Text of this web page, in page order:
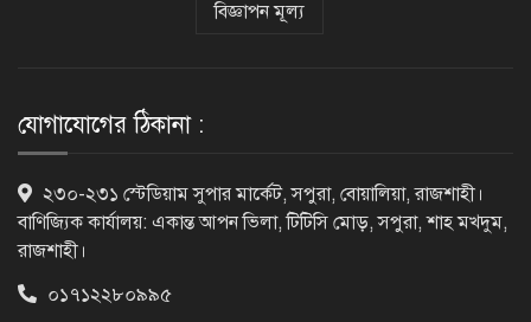
৫ আগস্ট গণতান্ত্রিক রাজনৈতিক অধিকার
পুনঃপ্রতিষ্ঠার দিন: প্রধানমন্ত্রী
বিজ্ঞাপন মূল্য
যোগাযোগের ঠিকানা :
২৩০-২৩১ স্টেডিয়াম সুপার মার্কেট, সপুরা, বোয়ালিয়া, রাজশাহী।
বাণিজ্যিক কার্যালয়: একান্ত আপন ভিলা, টিটিসি মোড়, সপুরা, শাহ মখদুম,
রাজশাহী।
০১৭১২২৮০৯৯৫